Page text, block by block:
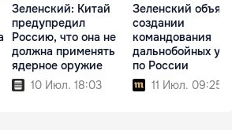
Зеленский: Китай
предупредил
Россию, что она не
должна применять
ядерное оружие
10 Июл. 18:03
Зеленский
создании
командования
дальнобойных
по России
11 Июл. 09:25